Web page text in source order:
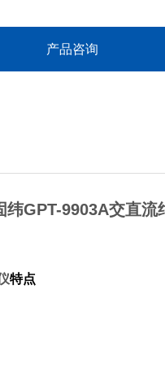
产品咨询
纬GPT-9903A交直流
特点